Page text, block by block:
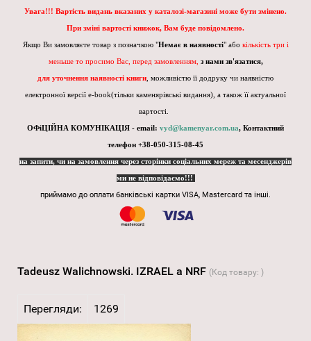
Увага!!! Вартість видань вказаних у каталозі-магазині може бути змінено.
При зміні вартості книжок, Вам буде повідомлено.
Якщо Ви замовляєте товар з позначкою "Немає в наявності" або кількість три і
меньше то просимо Вас, перед замовленням, з нами зв'язатися,
для уточнення наявності книги , можливістю її додруку чи наявністю
електронної версії e-book(тільки каменярівські видання), а також її актуальної
вартості.
ОФіЦІЙНА КОМУНІКАЦІЯ - email: vyd@kamenyar.com.ua, Контактний
телефон +38-050-315-08-45
на запити, чи на замовлення через сторінки соціальних мереж та месенджерів
ми не відповідаємо!!!
приймамо до оплати банківські картки VISA, Mastercard та інші.
Tadeusz Walichnowski. IZRAEL a NRF (Код товару: )
Перегляди: 1269